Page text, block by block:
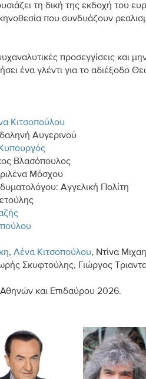
τη δική της εκδοχή του
που συνδυάζουν
προσεγγίσεις και
ένα γλέντι για το αδιέξοδο
Κιτσοπούλου
Αυγερινού
Βλασόπουλος
Μόσχου
Αγγελική Πολίτη
, Λένα Κιτσοπούλου, Ντίνα
Σκυφτούλης, Γιώργος
και Επιδαύρου 2026.